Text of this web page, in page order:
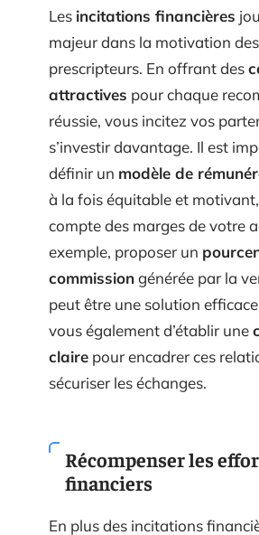
Les incitations financières
majeur dans la motivation des
prescripteurs. En offrant des
attractives pour chaque
réussie, vous incitez vos
s’investir davantage. Il est
définir un
modèle de
à la fois équitable et
compte des marges de votre
exemple, proposer un
commission
générée par la
peut être une solution
vous également d’établir une
claire pour encadrer ces
sécuriser les échanges.
Récompenser les
financiers